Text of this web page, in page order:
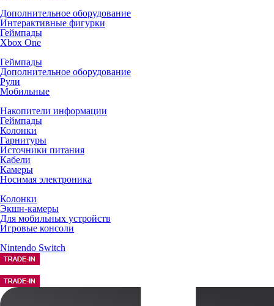
Дополнительное оборудование
Интерактивные фигурки
Геймпады
Xbox One
Геймпады
Дополнительное оборудование
Рули
Мобильные
Накопители информации
Геймпады
Колонки
Гарнитуры
Источники питания
Кабели
Камеры
Носимая электроника
Колонки
Экшн-камеры
Для мобильных устройств
Игровые консоли
Nintendo Switch